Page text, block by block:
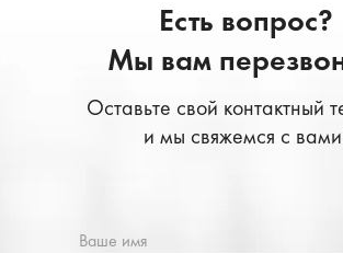
Есть вопрос?
Мы вам
Оставьте свой контактный
и мы свяжемся с
Ваше имя